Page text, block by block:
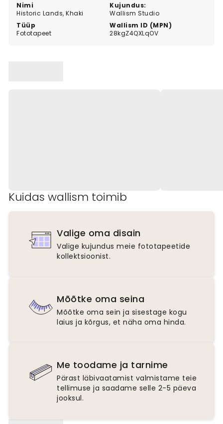
Nimi
Historic Lands, Khaki
Kujundus:
Wallism Studio
Tüüp
Fototapeet
Wallism ID (MPN)
28kgZ4QXLqOV
Kuidas wallism toimib
Valige oma disain
Valige kujundus meie fototapeetide
kollektsioonist.
Mõõtke oma seina
Mõõtke oma sein ja sisestage kogu
laius ja kõrgus, et näha oma hinda.
Me toodame ja tarnime
Pärast läbivaatamist valmistame teie
tellimuse ja saadame selle 2-5 päeva
jooksul.